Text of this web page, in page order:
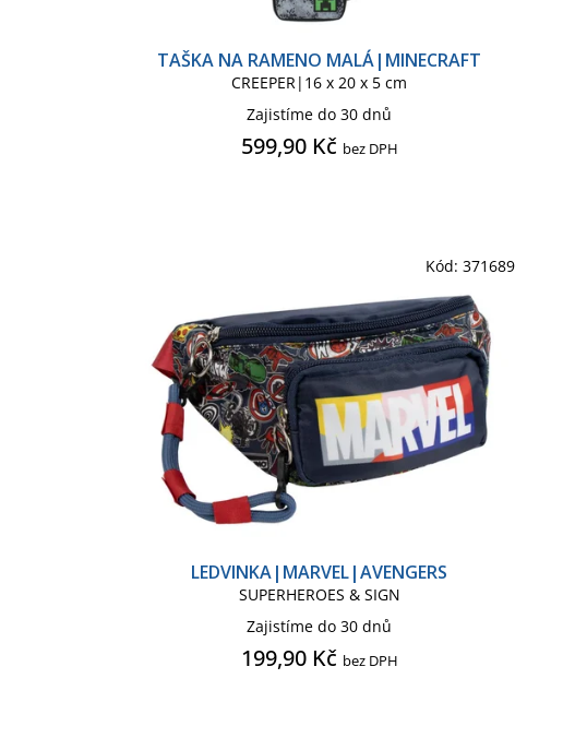
TAŠKA NA RAMENO MALÁ|MINECRAFT
CREEPER|16 x 20 x 5 cm
Zajistíme do 30 dnů
599,90 Kč bez DPH
LEDVINKA|MARVEL|AVENGERS
SUPERHEROES & SIGN
Zajistíme do 30 dnů
199,90 Kč bez DPH
Kód:371689